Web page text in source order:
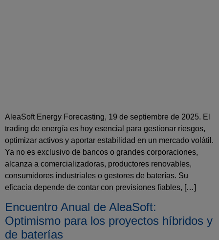
AleaSoft Energy Forecasting, 19 de septiembre de 2025. El
trading de energía es hoy esencial para gestionar riesgos,
optimizar activos y aportar estabilidad en un mercado volátil.
Ya no es exclusivo de bancos o grandes corporaciones,
alcanza a comercializadoras, productores renovables,
consumidores industriales o gestores de baterías. Su
eficacia depende de contar con previsiones fiables, […]
Encuentro Anual de AleaSoft:
Optimismo para los proyectos híbridos y
de baterías